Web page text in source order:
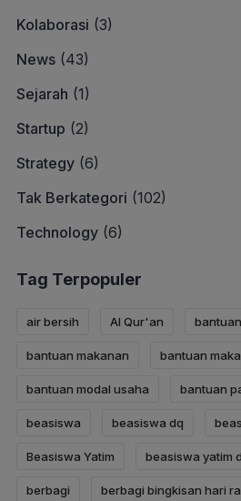
Kolaborasi (3)
News(43)
Sejarah (1)
Startup (2)
Strategy(6)
Tak Berkategori (102)
Technology(6)
Tag Terpopuler
air bersih Al Qur'an
bantuan makanan bantuan
bantuan modal usaha bantuan
beasiswa beasiswa dq
Beasiswa Yatim beasiswa yatim
berbagi berbagi bingkisan hari